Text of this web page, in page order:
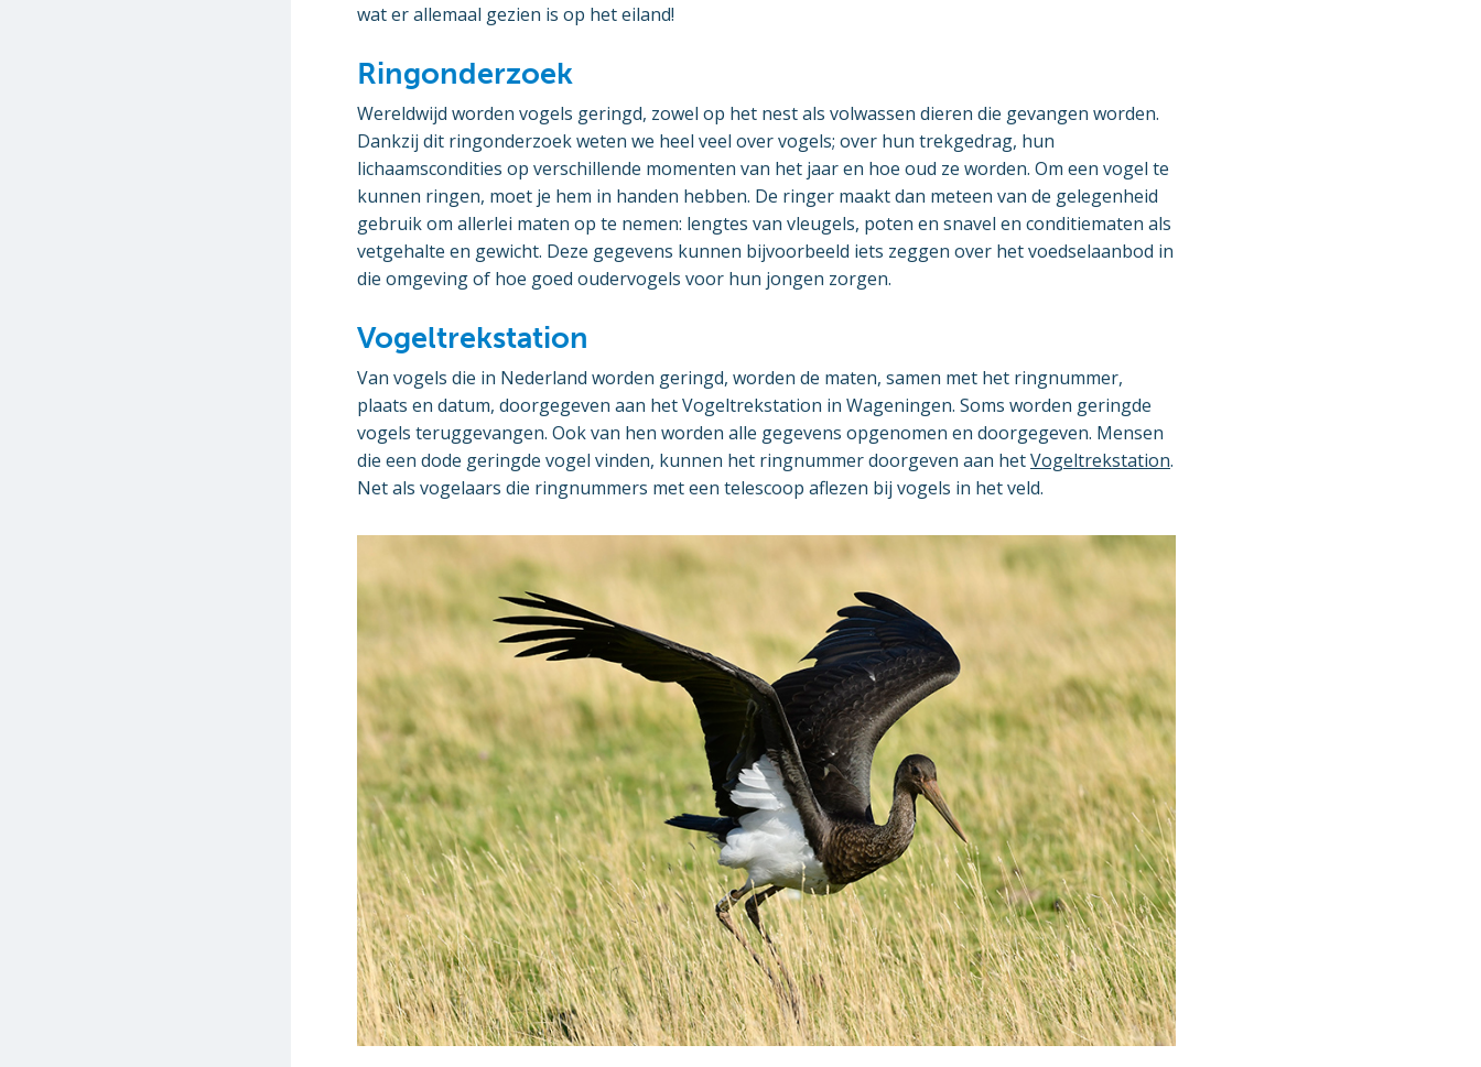
wat er allemaal gezien is op het eiland!
Ringonderzoek
Wereldwijd worden vogels geringd, zowel op het nest als volwassen dieren die gevangen worden.
Dankzij dit ringonderzoek weten we heel veel over vogels; over hun trekgedrag, hun
lichaamscondities op verschillende momenten van het jaar en hoe oud ze worden. Om een vogel te
kunnen ringen, moet je hem in handen hebben. De ringer maakt dan meteen van de gelegenheid
gebruik om allerlei maten op te nemen: lengtes van vleugels, poten en snavel en conditiematen als
vetgehalte en gewicht. Deze gegevens kunnen bijvoorbeeld iets zeggen over het voedselaanbod in
die omgeving of hoe goed oudervogels voor hun jongen zorgen.
Vogeltrekstation
Van vogels die in Nederland worden geringd, worden de maten, samen met het ringnummer,
plaats en datum, doorgegeven aan het Vogeltrekstation in Wageningen. Soms worden geringde
vogels teruggevangen. Ook van hen worden alle gegevens opgenomen en doorgegeven. Mensen
die een dode geringde vogel vinden, kunnen het ringnummer doorgeven aan hetVogeltrekstation.
Net als vogelaars die ringnummers met een telescoop aflezen bij vogels in het veld.